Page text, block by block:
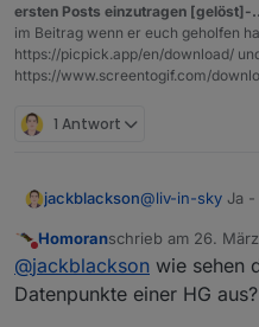
ersten Posts einzutragen [gelöst]-
im Beitrag wenn er euch geholfen
https://picpick.app/en/download/
https://www.screentogif.com/
1 Antwort
jackblackson@liv-in-sky Ja -
Nicht stören
Homoranschrieb am 26.
zuletzt editiert von
@jackblackson wie sehen
Datenpunkte einer HG aus?